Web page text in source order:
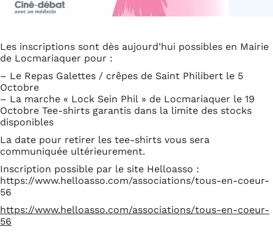
Les inscriptions sont dès aujourd’hui possibles en Mairie
de Locmariaquer pour :
– Le Repas Galettes / crêpes de Saint Philibert le 5
Octobre
– La marche « Lock Sein Phil » de Locmariaquer le 19
Octobre Tee-shirts garantis dans la limite des stocks
disponibles
La date pour retirer les tee-shirts vous sera
communiquée ultérieurement.
Inscription possible par le site Helloasso :
https://www.helloasso.com/associations/tous-en-coeur-
56
https://www.helloasso.com/associations/tous-en-coeur-
56